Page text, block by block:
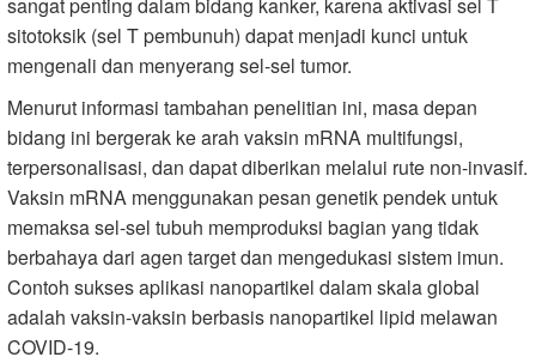
sangat penting dalam bidang kanker, karena aktivasi sel T
sitotoksik (sel T pembunuh) dapat menjadi kunci untuk
mengenali dan menyerang sel-sel tumor.
Menurut informasi tambahan penelitian ini, masa depan
bidang ini bergerak ke arah vaksin mRNA multifungsi,
terpersonalisasi, dan dapat diberikan melalui rute non-invasif.
Vaksin mRNA menggunakan pesan genetik pendek untuk
memaksa sel-sel tubuh memproduksi bagian yang tidak
berbahaya dari agen target dan mengedukasi sistem imun.
Contoh sukses aplikasi nanopartikel dalam skala global
adalah vaksin-vaksin berbasis nanopartikel lipid melawan
COVID-19.